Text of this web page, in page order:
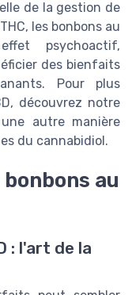
de la gestion de
les bonbons au
psychoactif,
des bienfaits
Pour plus
découvrez notre
autre manière
du cannabidiol.
au
: l'art de la